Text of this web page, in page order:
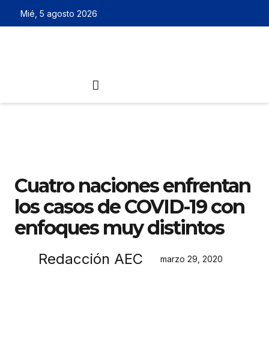
Mié, 5 agosto 2026
Cuatro naciones enfrentan
los casos de COVID-19 con
enfoques muy distintos
Redacción AEC marzo 29, 2020